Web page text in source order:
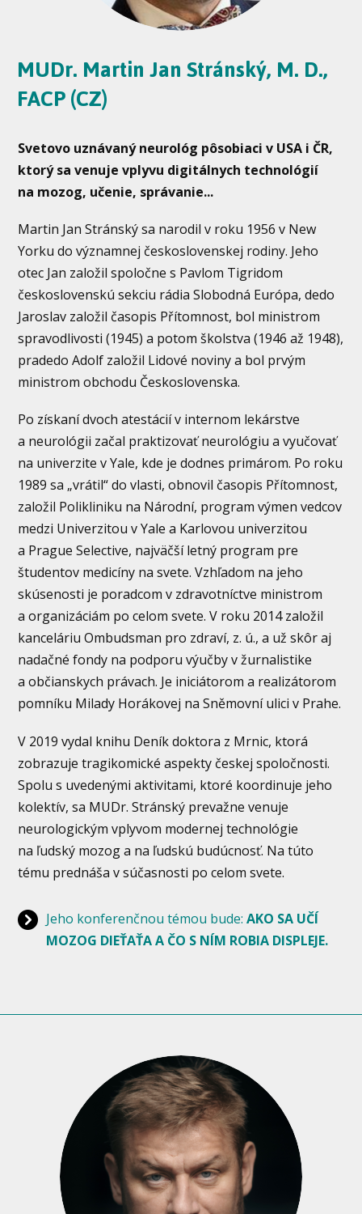
MUDr. Martin Jan Stránský, M. D.,
FACP (CZ)
Svetovo uznávaný neurológ pôsobiaci v USA i ČR,
ktorý sa venuje vplyvu digitálnych technológií
na mozog, učenie, správanie...
Martin Jan Stránský sa narodil v roku 1956 v New
Yorku do významnej československej rodiny. Jeho
otec Jan založil spoločne s Pavlom Tigridom
československú sekciu rádia Slobodná Európa, dedo
Jaroslav založil časopis Přítomnost, bol ministrom
spravodlivosti (1945) a potom školstva (1946 až 1948),
pradedo Adolf založil Lidové noviny a bol prvým
ministrom obchodu Československa.
Po získaní dvoch atestácií v internom lekárstve
a neurológii začal praktizovať neurológiu a vyučovať
na univerzite v Yale, kde je dodnes primárom. Po roku
1989 sa „vrátil“ do vlasti, obnovil časopis Přítomnost,
založil Polikliniku na Národní, program výmen vedcov
medzi Univerzitou v Yale a Karlovou univerzitou
a Prague Selective, najväčší letný program pre
študentov medicíny na svete. Vzhľadom na jeho
skúsenosti je poradcom v zdravotníctve ministrom
a organizáciám po celom svete. V roku 2014 založil
kanceláriu Ombudsman pro zdraví, z. ú., a už skôr aj
nadačné fondy na podporu výučby v žurnalistike
a občianskych právach. Je iniciátorom a realizátorom
pomníku Milady Horákovej na Sněmovní ulici v Prahe.
V 2019 vydal knihu Deník doktora z Mrnic, ktorá
zobrazuje tragikomické aspekty českej spoločnosti.
Spolu s uvedenými aktivitami, ktoré koordinuje jeho
kolektív, sa MUDr. Stránský prevažne venuje
neurologickým vplyvom modernej technológie
na ľudský mozog a na ľudskú budúcnosť. Na túto
tému prednáša v súčasnosti po celom svete.
Jeho konferenčnou témou bude:AKO SA UČÍ
MOZOG DIEŤAŤA A ČO S NÍM ROBIA DISPLEJE.